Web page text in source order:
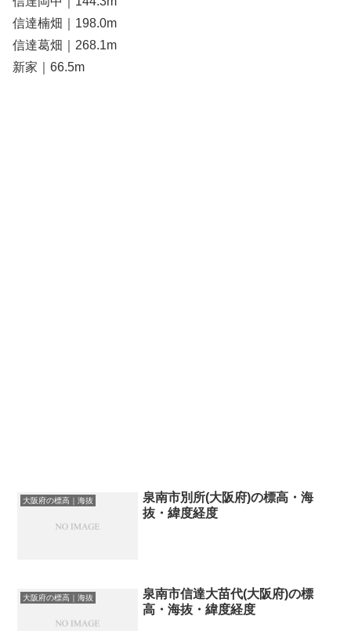
信達楠畑｜198.0m
信達葛畑｜268.1m
新家｜66.5m
大阪府の標高｜海抜
泉南市別所(大阪府)の標高・海
抜・緯度経度
大阪府の標高｜海抜
泉南市信達大苗代(大阪府)の標
高・海抜・緯度経度